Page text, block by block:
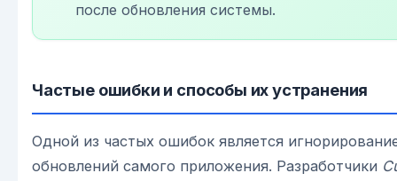
после обновления системы.
Частые ошибки и способы их устранения
Одной из частых ошибок является
обновлений самого приложения. Разработчики